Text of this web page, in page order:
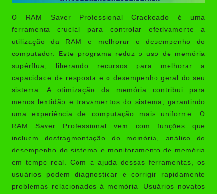
O RAM Saver Professional Crackeado é uma
ferramenta crucial para controlar efetivamente a
utilização da RAM e melhorar o desempenho do
computador. Este programa reduz o uso de memória
supérflua, liberando recursos para melhorar a
capacidade de resposta e o desempenho geral do seu
sistema. A otimização da memória contribui para
menos lentidão e travamentos do sistema, garantindo
uma experiência de computação mais uniforme. O
RAM Saver Professional vem com funções que
incluem desfragmentação de memória, análise de
desempenho do sistema e monitoramento de memória
em tempo real. Com a ajuda dessas ferramentas, os
usuários podem diagnosticar e corrigir rapidamente
problemas relacionados à memória. Usuários novatos